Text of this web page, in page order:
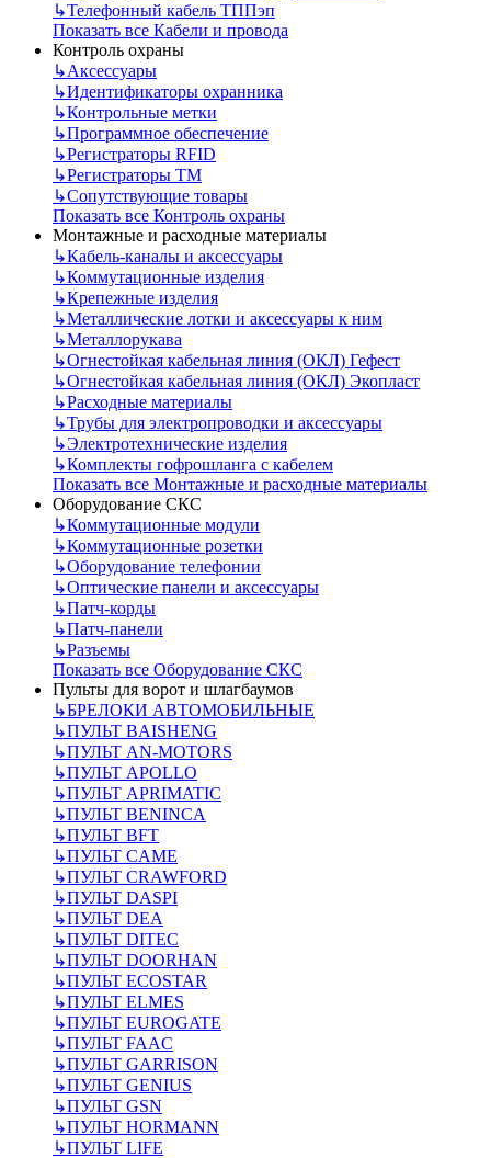
↳Телефонный кабель ТППэп
Показать все Кабели и провода
Контроль охраны
↳Аксессуары
↳Идентификаторы охранника
↳Контрольные метки
↳Программное обеспечение
↳Регистраторы RFID
↳Регистраторы ТМ
↳Сопутствующие товары
Показать все Контроль охраны
Монтажные и расходные материалы
↳Кабель-каналы и аксессуары
↳Коммутационные изделия
↳Крепежные изделия
↳Металлические лотки и аксессуары к ним
↳Металлорукава
↳Огнестойкая кабельная линия (ОКЛ) Гефест
↳Огнестойкая кабельная линия (ОКЛ) Экопласт
↳Расходные материалы
↳Трубы для электропроводки и аксессуары
↳Электротехнические изделия
↳Комплекты гофрошланга с кабелем
Показать все Монтажные и расходные материалы
Оборудование СКС
↳Коммутационные модули
↳Коммутационные розетки
↳Оборудование телефонии
↳Оптические панели и аксессуары
↳Патч-корды
↳Патч-панели
↳Разъемы
Показать все Оборудование СКС
Пульты для ворот и шлагбаумов
↳БРЕЛОКИ АВТОМОБИЛЬНЫЕ
↳ПУЛЬТ BAISHENG
↳ПУЛЬТ AN-MOTORS
↳ПУЛЬТ APOLLO
↳ПУЛЬТ APRIMATIC
↳ПУЛЬТ BENINCA
↳ПУЛЬТ BFT
↳ПУЛЬТ CAME
↳ПУЛЬТ CRAWFORD
↳ПУЛЬТ DASPI
↳ПУЛЬТ DEA
↳ПУЛЬТ DITEC
↳ПУЛЬТ DOORHAN
↳ПУЛЬТ ECOSTAR
↳ПУЛЬТ ELMES
↳ПУЛЬТ EUROGATE
↳ПУЛЬТ FAAC
↳ПУЛЬТ GARRISON
↳ПУЛЬТ GENIUS
↳ПУЛЬТ GSN
↳ПУЛЬТ HORMANN
↳ПУЛЬТ LIFE